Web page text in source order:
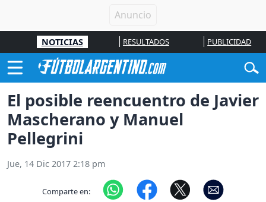
NOTICIAS RESULTADOS PUBLICIDAD
El posible reencuentro de Javier
Mascherano y Manuel
Pellegrini
Jue, 14 Dic 2017 2:18 pm
Comparte en: